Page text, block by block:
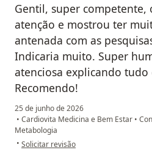
Gentil, super competente,
atenção e mostrou ter
antenada com as
Indicaria muito. Super
atenciosa explicando
Recomendo!
25 de junho de 2026
• Cardiovita Medicina e Bem Estar •
Metabologia
• na opinião do utilizador Eliane
Solicitar revisão